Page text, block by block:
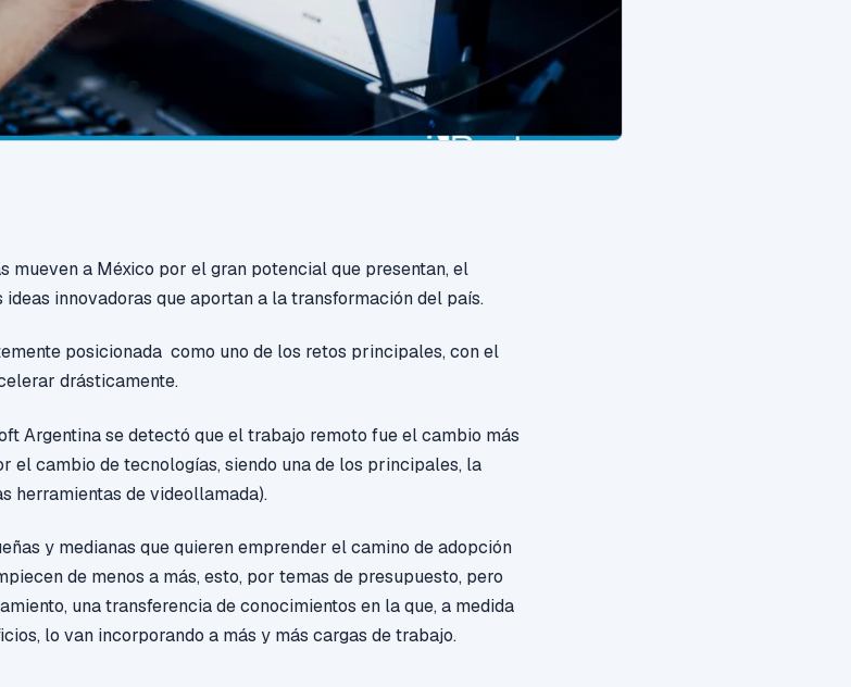
mueven a México por el gran potencial que presentan, el
innovadoras que aportan a la transformación del país.
posicionada como uno de los retos principales, con el
drásticamente.
Argentina se detectó que el trabajo remoto fue el cambio más
el cambio de tecnologías, siendo una de los principales, la
herramientas de videollamada).
y medianas que quieren emprender el camino de adopción
de menos a más, esto, por temas de presupuesto, pero
una transferencia de conocimientos en la que, a medida
lo van incorporando a más y más cargas de trabajo.